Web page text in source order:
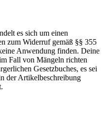
es sich um einen
zum Widerruf gemäß §§ 355
Anwendung finden. Deine
Fall von Mängeln richten
Gesetzbuches, es sei
der Artikelbeschreibung